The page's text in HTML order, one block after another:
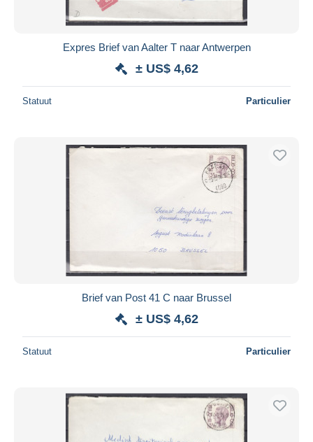
Expres Brief van Aalter T naar Antwerpen
± US$ 4,62
Statuut Particulier
Brief van Post 41 C naar Brussel
± US$ 4,62
Statuut Particulier